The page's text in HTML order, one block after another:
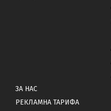
ЗА НАС
РЕКЛАМНА ТАРИФА